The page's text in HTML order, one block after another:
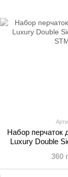
Набор перчаток
Luxury Double
360